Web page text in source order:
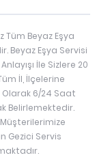
Tüm Beyaz Eşya
Beyaz Eşya Servisi
İle Sizlere 20
İl, İlçelerine
Olarak 6/24 Saat
Belirlemektedir.
Gezici Servis